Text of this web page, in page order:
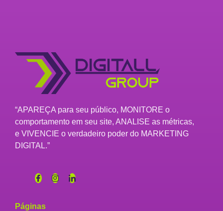
“APAREÇA para seu público, MONITORE o
comportamento em seu site, ANALISE as métricas,
e VIVENCIE o verdadeiro poder do MARKETING
DIGITAL.”
Páginas